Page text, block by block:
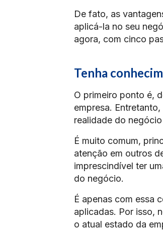
De fato, as
aplicá-la no seu
agora, com cinco
Tenha
O primeiro ponto é,
empresa.
realidade do
É muito comum,
atenção em outros
imprescindível ter
do negócio.
É apenas com essa
aplicadas. Por isso,
o atual estado da